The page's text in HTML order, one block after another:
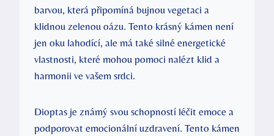
barvou, která připomíná bujnou vegetaci a
klidnou zelenou oázu. Tento krásný kámen není
jen oku lahodící, ale má také silné energetické
vlastnosti, které mohou pomoci nalézt klid a
harmonii ve vašem srdci.
Dioptas je známý svou schopností léčit emoce a
podporovat emocionální uzdravení. Tento kámen